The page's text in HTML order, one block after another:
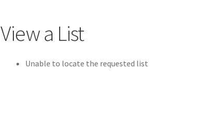
View a List
Unable to locate the requested list